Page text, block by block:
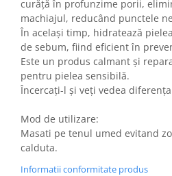
curăță în profunzime porii,
machiajul, reducând punctele
În același timp, hidratează
de sebum, fiind eficient în
Este un produs calmant și
pentru pielea sensibilă.
Încercați-l și veți vedea
Mod de utilizare:
Masati pe tenul umed evitand
calduta.
Informatii conformitate produs